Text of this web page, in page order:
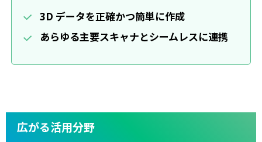
3D データを正確かつ簡単に作成
あらゆる主要スキャナとシームレスに連携
広がる活用分野